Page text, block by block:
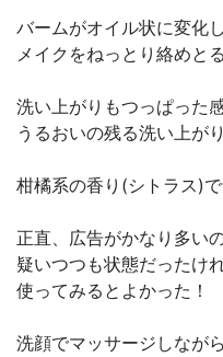
バームがオイル状に変化
メイクをねっとり絡めと
洗い上がりもつっぱった
うるおいの残る洗い上が
柑橘系の香り(シトラス)
正直、広告がかなり多い
疑いつつも状態だったけ
使ってみるとよかった！
洗顔でマッサージしながら